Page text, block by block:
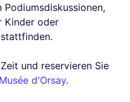
Podiumsdiskussionen,
Kinder oder
und reservieren Sie
Musée d'Orsay.